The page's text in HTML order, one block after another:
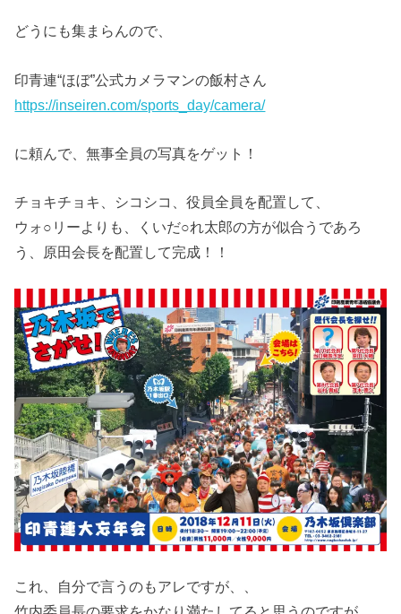
どうにも集まらんので、
印青連“ほぼ”公式カメラマンの飯村さん
https://inseiren.com/sports_day/camera/
に頼んで、無事全員の写真をゲット！
チョキチョキ、シコシコ、役員全員を配置して、
ウォ○リーよりも、くいだ○れ太郎の方が似合うであろ
う、原田会長を配置して完成！！
これ、自分で言うのもアレですが、、